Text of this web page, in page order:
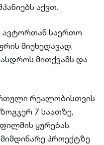
აქვთ.
ავტორთან საერთო
მიუხედავად,
მითქვამს და
რეალობისთვის
7 საათზე,
ყურებას,
პროექტზე